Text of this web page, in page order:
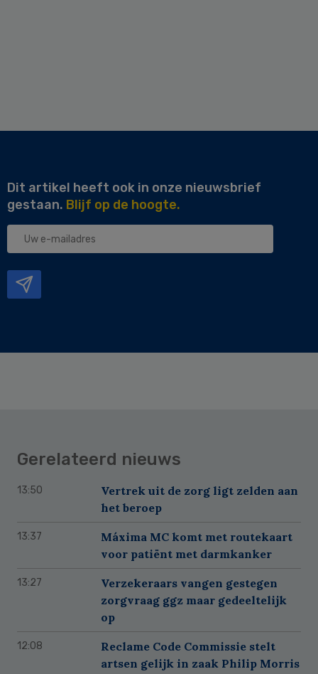
Dit artikel heeft ook in onze nieuwsbrief
gestaan. Blijf op de hoogte.
Uw
Gerelateerd nieuws
13:50
Vertrek uit de zorg ligt zelden aan
het beroep
13:37
Máxima MC komt met routekaart
voor patiënt met darmkanker
13:27
Verzekeraars vangen gestegen
zorgvraag ggz maar gedeeltelijk
op
12:08
Reclame Code Commissie stelt
artsen gelijk in zaak Philip Morris